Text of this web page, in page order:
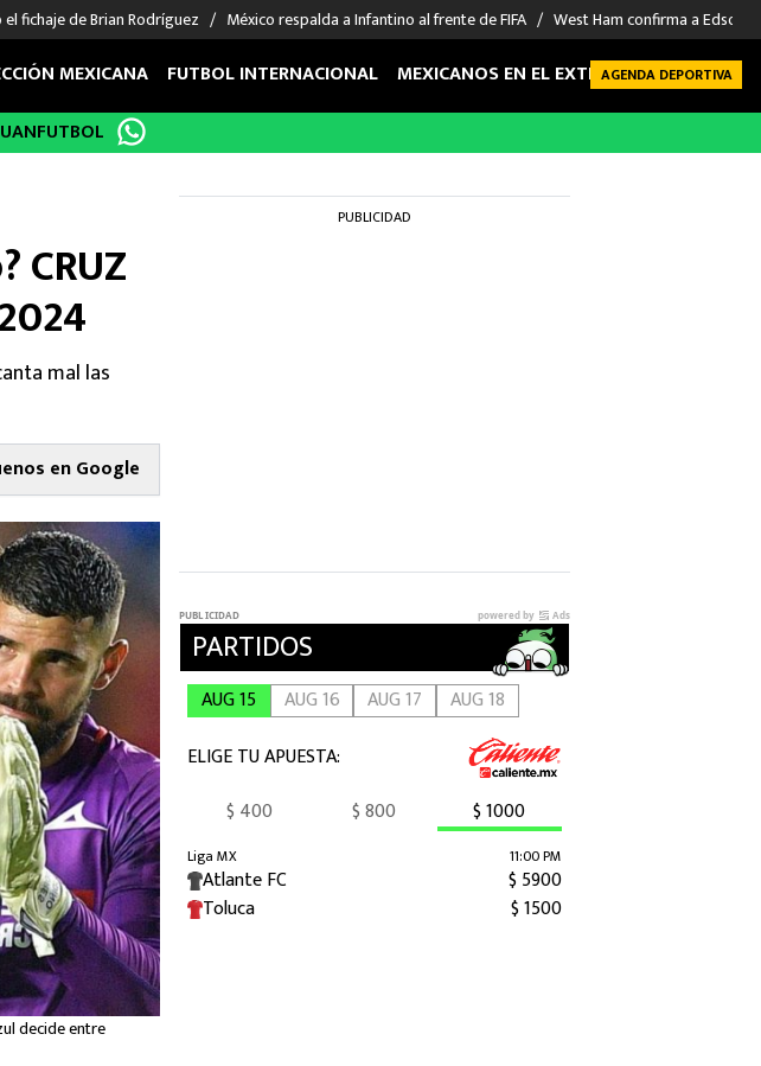
fichaje de Brian Rodríguez México respalda a Infantino al frente de FIFA West Ham confirma a Edson
DEPORTES
Boxeo
MEXICANA FUTBOL INTERNACIONAL MEXICANOS EN EL EXTRANJERO FUTBOL
AGENDA DEPORTIVA
CRUZ
mal las
en Google
decide entre
PUBLICIDAD